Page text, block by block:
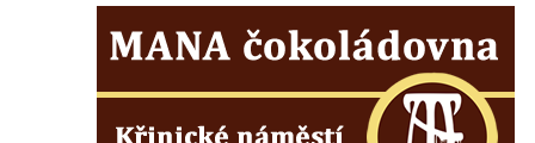
Kostel svatého Jana Evangelisty v Malém
Březně
Kaple svatého Antonína Paduánského na
návsi ve Vysokém Březně